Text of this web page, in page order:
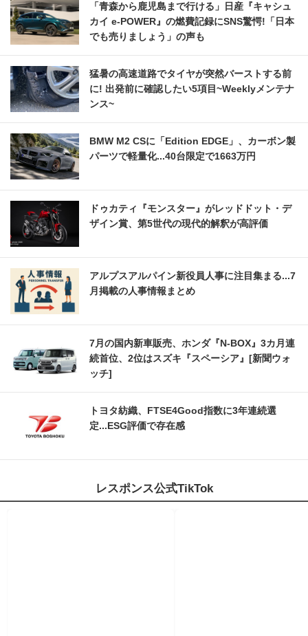
「青森から鹿児島まで行ける」日産『キャシュ
カイ e-POWER』の燃費記録にSNS驚愕!「日本
でも売りましょう」の声も
猛暑の高速道路でタイヤが突然バーストする前
に! 出発前に確認したい5項目~Weeklyメンテナ
ンス~
BMW M2 CSに「Edition EDGE」、カーボン製
パーツで軽量化...40台限定で1663万円
ドゥカティ『モンスター』がレッドドット・デ
ザイン賞、第5世代の現代的解釈が高評価
アルプスアルパイン新役員人事に注目集まる...7
月掲載の人事情報まとめ
7月の国内新車販売、ホンダ『N-BOX』3カ月連
続首位、2位はスズキ『スペーシア』[新聞ウォ
ッチ]
トヨタ紡織、FTSE4Good指数に3年連続選
定...ESG評価で存在感
レスポンス公式TikTok